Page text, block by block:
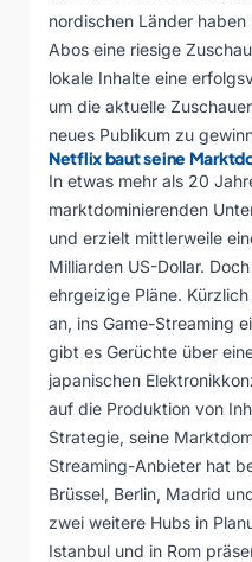
nordischen Länder
Abos eine riesige
lokale Inhalte eine
um die aktuelle
neues Publikum zu
Netflix baut seine
In etwas mehr als 20
marktdominierenden
und erzielt mittlerweile
Milliarden US-Dollar.
ehrgeizige Pläne.
an, ins Game-Streaming
gibt es Gerüchte über
japanischen
auf die Produktion von
Strategie, seine
Streaming-Anbieter hat
Brüssel, Berlin, Madrid
zwei weitere Hubs in
Istanbul und in Rom